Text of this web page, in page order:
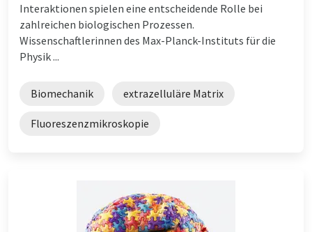
Interaktionen spielen eine entscheidende Rolle bei
zahlreichen biologischen Prozessen.
Wissenschaftlerinnen des Max-Planck-Instituts für die
Physik ...
Biomechanik extrazelluläre Matrix
Fluoreszenzmikroskopie